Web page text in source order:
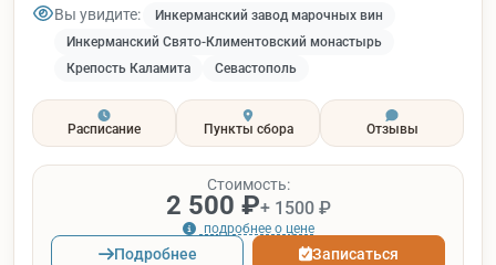
Вы увидите:
Инкерманский завод марочных вин
Инкерманский Свято-Климентовский монастырь
Крепость Каламита
Севастополь
Расписание Пункты сбора Отзывы
Стоимость:
2 500 ₽+ 1500 ₽
подробнее о цене
Подробнее Записаться